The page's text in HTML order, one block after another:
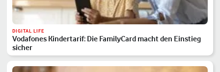
DIGITAL LIFE
Vodafones Kindertarif: Die FamilyCard macht den Einstieg
sicher